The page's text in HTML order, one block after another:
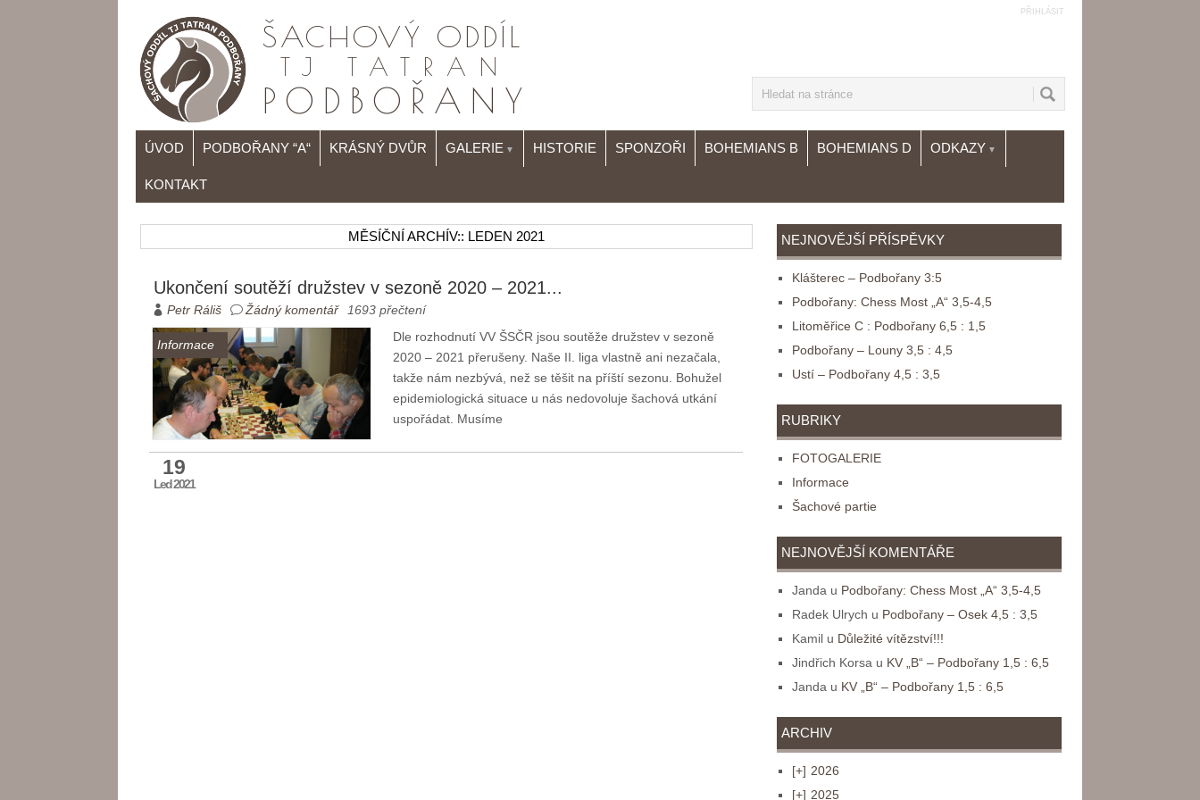
PŘIHLÁSIT
ÚVOD PODBOŘANY “A“ KRÁSNÝ DVŮR GALERIE ▼ HISTORIE SPONZOŘI BOHEMIANS B BOHEMIANS D ODKAZY ▼
KONTAKT
MĚSÍČNÍ ARCHÍV:: LEDEN 2021
Ukončení soutěží družstev v sezoně 2020 – 2021...
Petr Ráliš Žádný komentář 1693 přečtení
Informace
Dle rozhodnutí VV ŠSČR jsou soutěže družstev v sezoně
2020 – 2021 přerušeny. Naše II. liga vlastně ani nezačala,
takže nám nezbývá, než se těšit na příští sezonu. Bohužel
epidemiologická situace u nás nedovoluje šachová utkání
uspořádat. Musíme
19
Led 2021
NEJNOVĚJŠÍ PŘÍSPĚVKY
Klášterec – Podbořany 3:5
Podbořany: Chess Most „A“ 3,5-4,5
Litoměřice C : Podbořany 6,5 : 1,5
Podbořany – Louny 3,5 : 4,5
Ustí – Podbořany 4,5 : 3,5
RUBRIKY
FOTOGALERIE
Informace
Šachové partie
NEJNOVĚJŠÍ KOMENTÁŘE
Janda u Podbořany: Chess Most „A“ 3,5-4,5
Radek Ulrych u Podbořany – Osek 4,5 : 3,5
Kamil u Důležité vítězství!!!
Jindřich Korsa u KV „B“ – Podbořany 1,5 : 6,5
Janda u KV „B“ – Podbořany 1,5 : 6,5
ARCHIV
[+] 2026
[+] 2025